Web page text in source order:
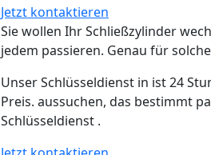
Jetzt kontaktieren
Sie wollen Ihr Schließzylinder
jedem passieren. Genau für
Unser Schlüsseldienst in ist 24
Preis. aussuchen, das bestimmt
Schlüsseldienst .